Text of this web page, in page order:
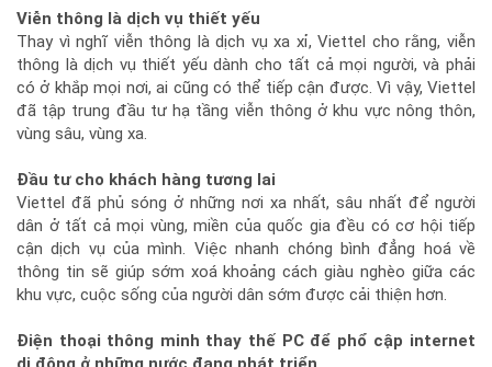
Viễn thông là dịch vụ thiết yếu
Thay vì nghĩ viễn thông là dịch vụ xa xỉ, Viettel cho rằng, viễn
thông là dịch vụ thiết yếu dành cho tất cả mọi người, và phải
có ở khắp mọi nơi, ai cũng có thể tiếp cận được. Vì vậy, Viettel
đã tập trung đầu tư hạ tầng viễn thông ở khu vực nông thôn,
vùng sâu, vùng xa.
Đầu tư cho khách hàng tương lai
Viettel đã phủ sóng ở những nơi xa nhất, sâu nhất để người
dân ở tất cả mọi vùng, miền của quốc gia đều có cơ hội tiếp
cận dịch vụ của mình. Việc nhanh chóng bình đẳng hoá về
thông tin sẽ giúp sớm xoá khoảng cách giàu nghèo giữa các
khu vực, cuộc sống của người dân sớm được cải thiện hơn.
Điện thoại thông minh thay thế PC để phổ cập internet